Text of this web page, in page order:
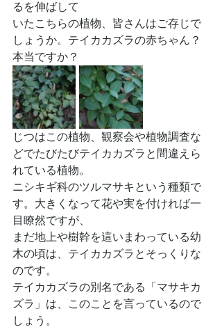
るを伸ばして
いたこちらの植物、皆さんはご存じで
しょうか。テイカカズラの赤ちゃん？
本当ですか？
じつはこの植物、観察会や植物調査な
どでたびたびテイカカズラと間違えら
れている植物。
ニシキギ科のツルマサキという種類で
す。大きくなって花や実を付ければ一
目瞭然ですが、
まだ地上や樹幹を這いまわっている幼
木の頃は、テイカカズラとそっくりな
のです。
テイカカズラの別名である「マサキカ
ズラ」は、このことを言っているので
しょう。